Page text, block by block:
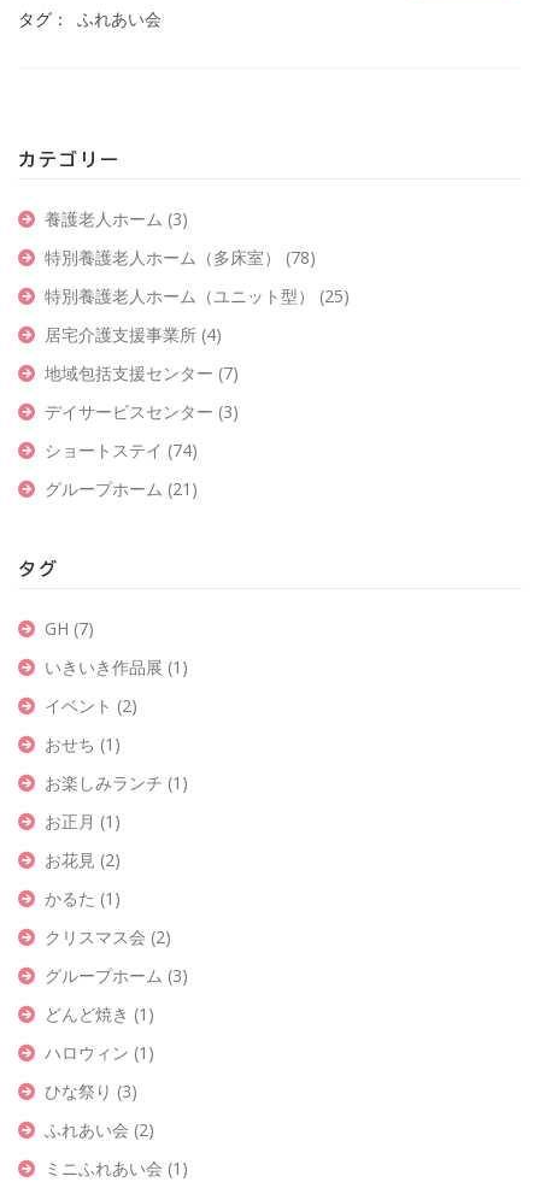
タグ： ふれあい会
カテゴリー
養護老人ホーム (3)
特別養護老人ホーム（多床室） (78)
特別養護老人ホーム（ユニット型） (25)
居宅介護支援事業所 (4)
地域包括支援センター (7)
デイサービスセンター (3)
ショートステイ (74)
グループホーム (21)
タグ
GH (7)
いきいき作品展 (1)
イベント (2)
おせち (1)
お楽しみランチ (1)
お正月 (1)
お花見 (2)
かるた (1)
クリスマス会 (2)
グループホーム (3)
どんど焼き (1)
ハロウィン (1)
ひな祭り (3)
ふれあい会 (2)
ミニふれあい会 (1)